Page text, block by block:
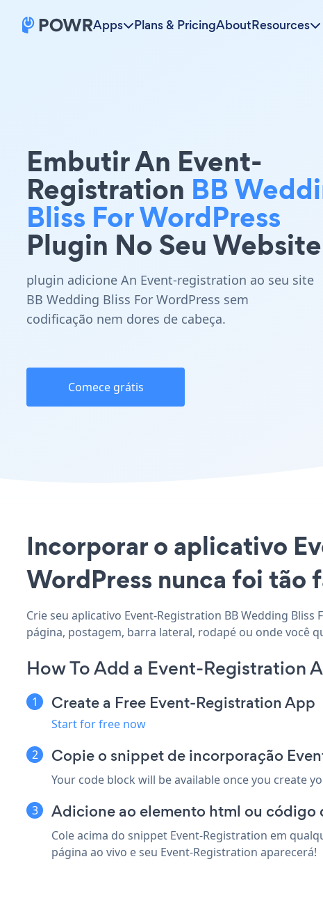
Apps Plans & PricingAboutResources
Embutir An Event-
Registration BB
Bliss For WordPress
Plugin No Seu Website
plugin adicione An Event-registration ao seu site
BB Wedding Bliss For WordPress sem
codificação nem dores de cabeça.
Comece grátis
Incorporar o aplicativo
WordPress nunca foi tão
Crie seu aplicativo Event-Registration BB Wedding
página, postagem, barra lateral, rodapé ou onde você
How To Add a Event-Registration
Create a Free Event-Registration App
Start for free now
Copie o snippet de incorporação
Your code block will be available once you create
Adicione ao elemento html ou código
Cole acima do snippet Event-Registration em
página ao vivo e seu Event-Registration aparecerá!